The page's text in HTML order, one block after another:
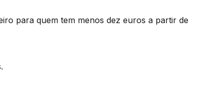
para quem tem menos dez euros a partir de